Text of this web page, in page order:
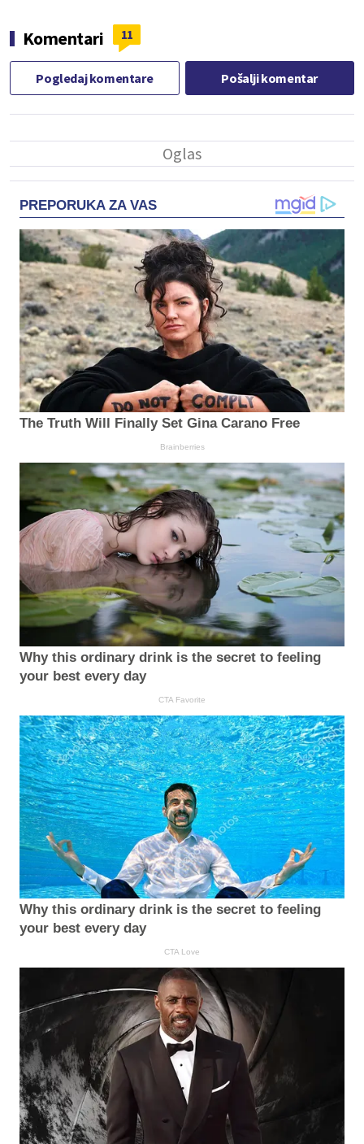
Komentari 11
Pogledaj komentare Pošalji komentar
PREPORUKA ZA VAS
The Truth Will Finally Set Gina Carano Free
Brainberries
Why this ordinary drink is the secret to feeling
your best every day
CTA Favorite
Why this ordinary drink is the secret to feeling
your best every day
CTA Love